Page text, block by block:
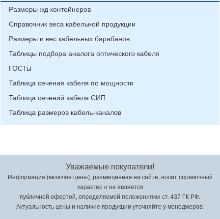
Размеры жд контейнеров
Справочник веса кабельной продукции
Размеры и вес кабельных барабанов
Таблицы подбора аналога оптического кабеля
ГОСТы
Таблица сечения кабеля по мощности
Таблица сечений кабеля СИП
Таблица размеров кабель-каналов
Уважаемые покупатели!
Информация (включая цены), размещенная на сайте, носит справочный
характер и не является
публичной офертой, определяемой положениями ст. 437 ГК РФ.
Актуальность цены и наличие продукции уточняйте у менеджеров.